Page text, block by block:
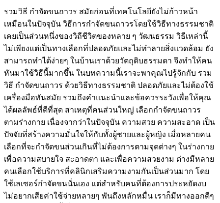
รวมวิธี กําจัดขนถาวร สมัยก่อนที่เทคโนโลยียังไม่ก้าวหน้า
เหมือนในปัจจุบัน วิธีการกำจัดขนถาวรโดยใช้วิธีทางธรรมชาติ
เคยเป็นส่วนหนึ่งของวิถีชีวิตของหลาย ๆ วัฒนธรรม วิธีเหล่านี้
ไม่เพียงแต่เป็นทางเลือกที่ปลอดภัยและไม่ทำลายสิ่งแวดล้อม ยัง
สามารถทำได้ง่ายๆ ในบ้านเราด้วยวัตถุดิบธรรมดา จึงทำให้คน
หันมาใช้วิธีนี้มากขึ้น ในบทความนี้เราจะพาคุณไปรู้จักกับ รวม
วิธี กําจัดขนถาวร ด้วยวิธีทางธรรมชาติ ปลอดภัยและไม่ต้องใช้
เครื่องมือทันสมัย รวมถึงคำแนะนำและข้อควรระวังเพื่อให้คุณ
ได้ผลลัพธ์ที่ดีที่สุด สาเหตุที่คนส่วนใหญ่ เลือกกำจัดขนถาวร
ตามร่างกาย เนื่องจากว่าในปัจจุบัน ความสวย ความสะอาด เป็น
ปัจจัยที่สร้างความมั่นใจให้กับทั้งผู้ชายและผู้หญิง เมื่อหลายคน
เลือกที่จะกำจัดขนส่วนเกินที่ไม่ต้องการตามจุดต่างๆ ในร่างกาย
เพื่อความสบายใจ สะอาดตา และเพื่อความสวยงาม ต่างมีหลาย
คนเลือกใช้บริการที่คลินิกเสริมความงามกันเป็นส่วนมาก โดย
ใช้เลเซอร์กำจัดขนนั่นเอง แต่สำหรับคนที่ต้องการประหยัดงบ
ไม่อยากเสียค่าใช้จ่ายหลายๆ พันถึงหลักหมื่น เราก็มีทางออกดีๆ